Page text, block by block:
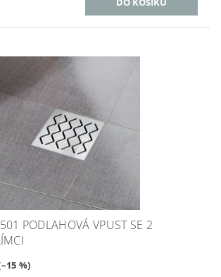
PODLAHOVÁ VPUST SE 2
%)